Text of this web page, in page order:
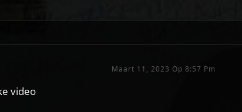
Maart 11, 2023 Op 8:57 Pm
video